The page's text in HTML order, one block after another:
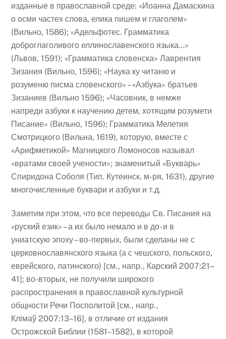
изданные в православной среде: «Иоанна Дамаскина
о осми частех слова, елика пишем и глаголем»
(Вильно, 1586); «Адельфотес. Грамматика
доброглаголивого еллинославенского языка…»
(Львов, 1591); «Грамматика словенска» Лаврентия
Зизания (Вильно, 1596); «Наука ку читаню и
розуменю писма словенского» – «Азбука» братьев
Зизаниев (Вильно 1596); «Часовник, в немже
напреди азбуки к научению детем, хотящим розумети
Писание» (Вильно, 1596); Грамматика Мелетия
Смотрицкого (Вильна, 1619), которую, вместе с
«Арифметикой» Магницкого Ломоносов называл
«вратами своей учености»; знаменитый «Букварь»
Спиридона Соболя (Тип. Кутеинск. м-ря, 1631), другие
многочисленные буквари и азбуки и т.д.
Заметим при этом, что все переводы Св. Писания на
«руский език» – а их было немало и в до- и в
униатскую эпоху – во-первых, были сделаны не с
церковнославянского языка (а с чешского, польского,
еврейского, латинского) [см., напр., Карский 2007:21–
41]; во-вторых, не получили широкого
распространения в православной культурной
общности Речи Посполитой [см., напр.,
Клімаў 2007:13–16], в отличие от издания
Острожской Библии (1581–1582), в которой